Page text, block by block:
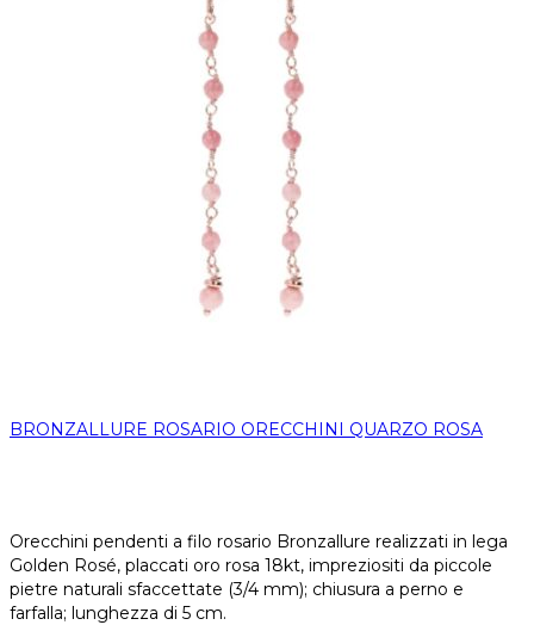
BRONZALLURE ROSARIO ORECCHINI QUARZO ROSA
Orecchini pendenti a filo rosario Bronzallure realizzati in lega
Golden Rosé, placcati oro rosa 18kt, impreziositi da piccole
pietre naturali sfaccettate (3/4 mm); chiusura a perno e
farfalla; lunghezza di 5 cm.